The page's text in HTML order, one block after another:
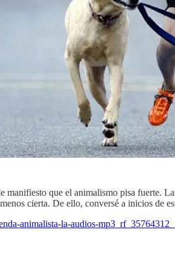
que el animalismo pisa fuerte.
cierta. De ello, conversé a inicios de
animalista-la-audios-